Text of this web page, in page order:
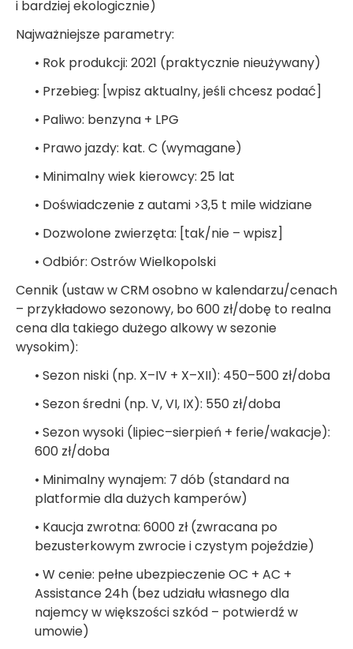
i bardziej ekologicznie)
Najważniejsze parametry:
• Rok produkcji: 2021 (praktycznie nieużywany)
• Przebieg: [wpisz aktualny, jeśli chcesz podać]
• Paliwo: benzyna + LPG
• Prawo jazdy: kat. C (wymagane)
• Minimalny wiek kierowcy: 25 lat
• Doświadczenie z autami >3,5 t mile widziane
• Dozwolone zwierzęta: [tak/nie – wpisz]
• Odbiór: Ostrów Wielkopolski
Cennik (ustaw w CRM osobno w kalendarzu/cenach
– przykładowo sezonowy, bo 600 zł/dobę to realna
cena dla takiego dużego alkowy w sezonie
wysokim):
• Sezon niski (np. X–IV + X–XII): 450–500 zł/doba
• Sezon średni (np. V, VI, IX): 550 zł/doba
• Sezon wysoki (lipiec–sierpień + ferie/wakacje):
600 zł/doba
• Minimalny wynajem: 7 dób (standard na
platformie dla dużych kamperów)
• Kaucja zwrotna: 6000 zł (zwracana po
bezusterkowym zwrocie i czystym pojeździe)
• W cenie: pełne ubezpieczenie OC + AC +
Assistance 24h (bez udziału własnego dla
najemcy w większości szkód – potwierdź w
umowie)